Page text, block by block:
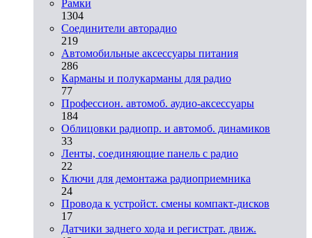
Рамки
1304
Соединители авторадио
219
Автомобильные аксессуары питания
286
Карманы и полукарманы для радио
77
Профессион. автомоб. аудио-аксессуары
184
Облицовки радиопр. и автомоб. динамиков
33
Ленты, соединяющие панель с радио
22
Ключи для демонтажа радиоприемника
24
Провода к устройст. смены компакт-дисков
17
Датчики заднего хода и регистрат. движ.